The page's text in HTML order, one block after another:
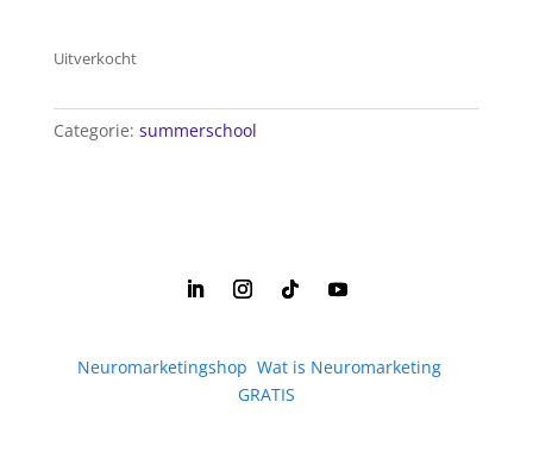
Uitverkocht
Categorie: summerschool
Neuromarketingshop Wat is Neuromarketing|
GRATIS